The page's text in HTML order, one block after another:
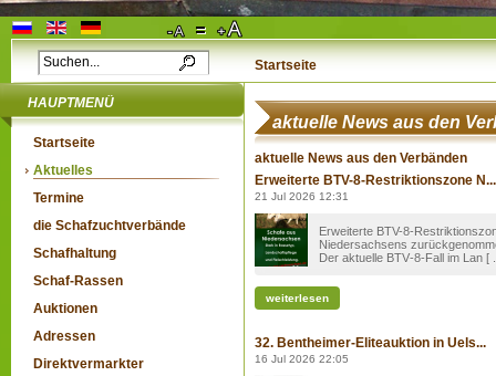
Startseite
HAUPTMENÜ
Startseite
Aktuelles
Termine
die Schafzuchtverbände
Schafhaltung
Schaf-Rassen
Auktionen
Adressen
Direktvermarkter
aktuelle News aus den
aktuelle News aus den Verbänden
Erweiterte BTV-8-Restriktionszone N...
21 Jul 2026 12:31
Erweiterte BTV-8-
Niedersachsens
Der aktuelle BTV‑8-Fall im Lan [
weiterlesen
32. Bentheimer-Eliteauktion in Uels...
16 Jul 2026 22:05